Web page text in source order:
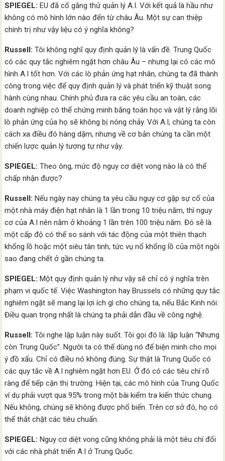
SPIEGEL: EU đã cố gắng thử quản lý A.I. Với kết quả là hầu như
không có mô hình lớn nào đến từ châu Âu. Một sự can thiệp
chính trị như vậy liệu có ý nghĩa không?
Russell: Tôi không nghĩ quy định quản lý là vấn đề. Trung Quốc
có các quy tắc nghiêm ngặt hơn châu Âu – nhưng lại có các mô
hình A.I tốt hơn. Với các lò phản ứng hạt nhân, chúng ta đã thành
công trong việc để quy định quản lý và phát triển kỹ thuật song
hành cùng nhau. Chính phủ đưa ra các yêu cầu an toàn, các
doanh nghiệp có thể chứng minh bằng toán học và vật lý rằng lõi
lò phản ứng của họ sẽ không bị nóng chảy. Với A.I, chúng ta còn
cách xa điều đó hàng dặm, nhưng về cơ bản chúng ta cần một
chiến lược quản lý tương tự như vậy.
SPIEGEL: Theo ông, mức độ nguy cơ diệt vong nào là có thể
chấp nhận được?
Russell: Nếu ngày nay chúng ta yêu cầu nguy cơ gặp sự cố của
một nhà máy điện hạt nhân là 1 lần trong 10 triệu năm, thì nguy
cơ của A.I nên nằm ở khoảng 1 lần trên 100 triệu năm. Đó sẽ là
một cấp độ có thể so sánh với tác động của một thiên thạch
khổng lồ hoặc một siêu tân tinh, tức vụ nổ khổng lồ của một ngôi
sao đang chết ở gần chúng ta.
SPIEGEL: Một quy định quản lý như vậy sẽ chỉ có ý nghĩa trên
phạm vi quốc tế. Việc Washington hay Brussels có những quy tắc
nghiêm ngặt sẽ mang lại lợi ích gì cho chúng ta, nếu Bắc Kinh nói:
Điều quan trọng nhất là chúng ta phải dẫn đầu về công nghệ.
Russell: Tôi nghe lập luận này suốt. Tôi gọi đó là: lập luận “Nhưng
còn Trung Quốc”. Người ta có thể dùng nó để biện minh cho mọi
ý đồ xấu. Chỉ có điều nó không đúng. Sự thật là Trung Quốc có
các quy tắc về A.I nghiêm ngặt hơn EU. Ở đó có các tiêu chí rõ
ràng để tiếp cận thị trường: Hiện tại, các mô hình của Trung Quốc
ví dụ phải vượt qua 95% trong một bài kiểm tra kiến thức chung.
Nếu không, chúng sẽ không được phổ biến. Trên cơ sở đó, họ có
thể thắt chặt các tiêu chuẩn.
SPIEGEL: Nguy cơ diệt vong cũng không phải là một tiêu chí đối
với các nhà phát triển A.I ở Trung Quốc.